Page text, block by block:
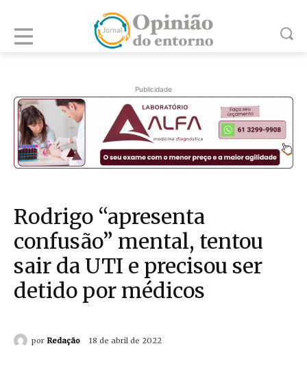
Publicidade
Rodrigo “apresenta
confusão” mental, tentou
sair da UTI e precisou ser
detido por médicos
por Redação 18 de abril de 2022